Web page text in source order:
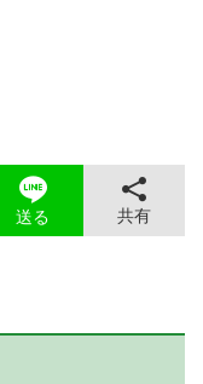
送る 共有